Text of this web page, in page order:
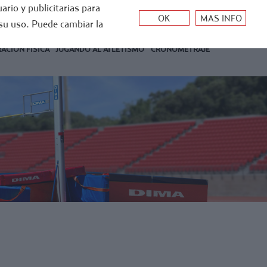
Mi cuenta
FÍSICA JUGANDO AL ATLETISMO
CRONOMETRAJE
y publicitarias para
uso. Puede cambiar la